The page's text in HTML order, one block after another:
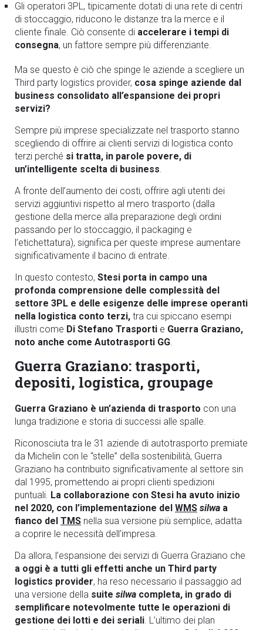
Gli operatori 3PL, tipicamente dotati di una rete di centri
di stoccaggio, riducono le distanze tra la merce e il
cliente finale. Ciò consente di accelerare i tempi di
consegna, un fattore sempre più differenziante.
Ma se questo è ciò che spinge le aziende a scegliere un
Third party logistics provider, cosa spinge aziende dal
business consolidato all’espansione dei propri
servizi?
Sempre più imprese specializzate nel trasporto stanno
scegliendo di offrire ai clienti servizi di logistica conto
terzi perché si tratta, in parole povere, di
un’intelligente scelta di business.
A fronte dell’aumento dei costi, offrire agli utenti dei
servizi aggiuntivi rispetto al mero trasporto (dalla
gestione della merce alla preparazione degli ordini
passando per lo stoccaggio, il packaging e
l’etichettatura), significa per queste imprese aumentare
significativamente il bacino di entrate.
In questo contesto, Stesi porta in campo una
profonda comprensione delle complessità del
settore 3PL e delle esigenze delle imprese operanti
nella logistica conto terzi, tra cui spiccano esempi
illustri come Di Stefano Trasporti e Guerra Graziano,
noto anche come Autotrasporti GG.
Guerra Graziano: trasporti,
depositi, logistica, groupage
Guerra Graziano è un’azienda di trasporto con una
lunga tradizione e storia di successi alle spalle.
Riconosciuta tra le 31 aziende di autotrasporto premiate
da Michelin con le “stelle” della sostenibilità, Guerra
Graziano ha contribuito significativamente al settore sin
dal 1995, promettendo ai propri clienti spedizioni
puntuali. La collaborazione con Stesi ha avuto inizio
nel 2020, con l’implementazione del WMS silwa a
fianco del TMS nella sua versione più semplice, adatta
a coprire le necessità dell’impresa.
Da allora, l’espansione dei servizi di Guerra Graziano che
a oggi è a tutti gli effetti anche un Third party
logistics provider, ha reso necessario il passaggio ad
una versione della suite silwa completa, in grado di
semplificare notevolmente tutte le operazioni di
gestione dei lotti e dei seriali. L’ultimo dei plan